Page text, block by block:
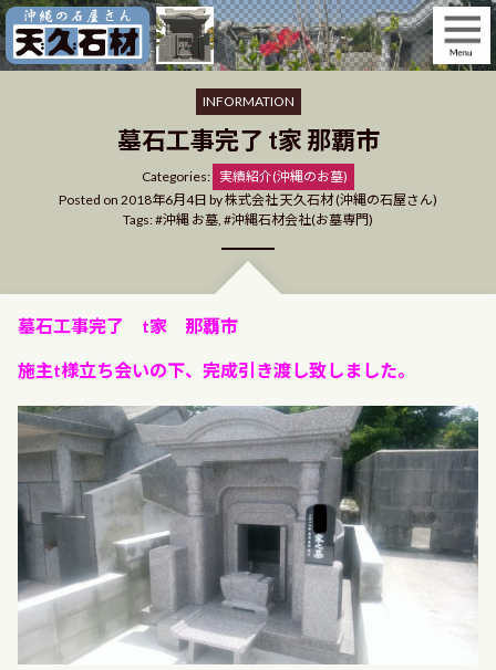
Skip
to
content
INFORMATION
墓石工事完了 t家 那覇市
Categories: Categories
実績紹介(沖縄のお墓)
Posted on 2018年6月4日 by株式会社 天久石材 (沖縄の石屋さん)
Tags: 沖縄 お墓, 沖縄石材会社(お墓専門)
墓石工事完了 t家 那覇市
施主t様立ち会いの下、完成引き渡し致しました。